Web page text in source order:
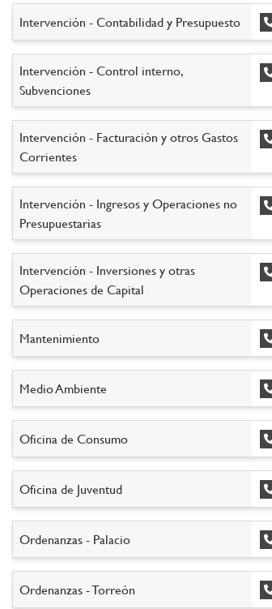
Intervención - Contabilidad y Presupuesto
Intervención - Control interno,
Subvenciones
Intervención - Facturación y otros Gastos
Corrientes
Intervención - Ingresos y Operaciones no
Presupuestarias
Intervención - Inversiones y otras
Operaciones de Capital
Mantenimiento
Medio Ambiente
Oficina de Consumo
Oficina de Juventud
Ordenanzas - Palacio
Ordenanzas - Torreón